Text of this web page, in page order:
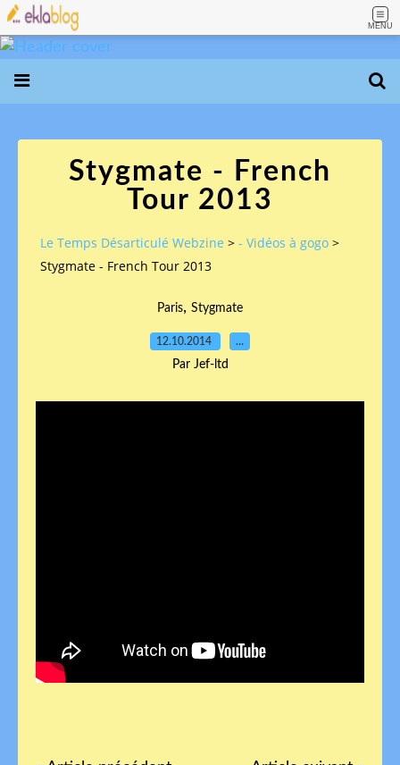
MENU
Stygmate - French
Tour 2013
Le Temps Désarticulé Webzine > - Vidéos à gogo >
Stygmate - French Tour 2013
Paris, Stygmate
12.10.2014 …
Par Jef-ltd